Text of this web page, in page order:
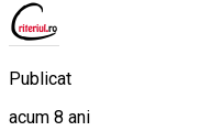
Publicat
acum 8 ani